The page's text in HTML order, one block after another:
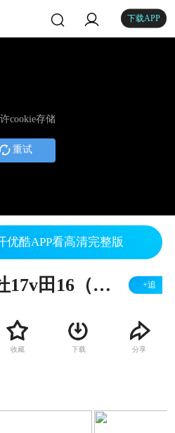
下载APP
cookie存储
重试
优酷APP看高清完整版
24.10.9（友1）杜17v田16（右胜） +追
收藏 下载 分享